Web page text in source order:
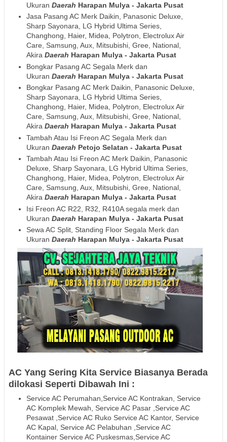
Ukuran Daerah Harapan Mulya - Jakarta Pusat
Jasa Pasang AC Merk Daikin, Panasonic Deluxe,
Sharp Sayonara, LG Hybrid Ultima Series,
Changhong, Haier, Midea, Polytron, Electrolux Air
Care, Samsung, Aux, Mitsubishi, Gree, National,
Akira Daerah Harapan Mulya - Jakarta Pusat
Bongkar Pasang AC Segala Merk dan
Ukuran Daerah Harapan Mulya - Jakarta Pusat
Bongkar Pasang AC Merk Daikin, Panasonic Deluxe,
Sharp Sayonara, LG Hybrid Ultima Series,
Changhong, Haier, Midea, Polytron, Electrolux Air
Care, Samsung, Aux, Mitsubishi, Gree, National,
Akira Daerah Harapan Mulya - Jakarta Pusat
Tambah Atau Isi Freon AC Segala Merk dan
Ukuran Daerah Petojo Selatan - Jakarta Pusat
Tambah Atau Isi Freon AC Merk Daikin, Panasonic
Deluxe, Sharp Sayonara, LG Hybrid Ultima Series,
Changhong, Haier, Midea, Polytron, Electrolux Air
Care, Samsung, Aux, Mitsubishi, Gree, National,
Akira Daerah Harapan Mulya - Jakarta Pusat
Isi Freon AC R22, R32, R410A segala merk dan
Ukuran Daerah Harapan Mulya - Jakarta Pusat
Sewa AC Split, Standing Floor Segala Merk dan
Ukuran Daerah Harapan Mulya - Jakarta Pusat
AC Yang Sering Kita Service Biasanya Berada
dilokasi Seperti Dibawah Ini :
Service AC Perumahan,Service AC Kontrakan, Service
AC Komplek Mewah, Service AC Pasar ,Service AC
Pesawat ,Service AC Ruko Service AC Kantor, Service
AC Kapal, Service AC Pelabuhan ,Service AC
Kontainer Service AC Puskesmas,Service AC